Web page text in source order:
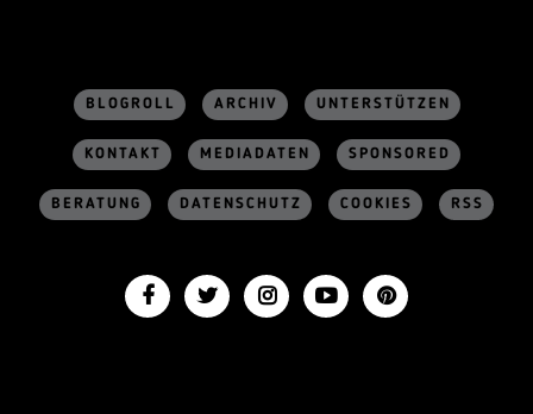
BLOGROLL ARCHIV UNTERSTÜTZEN
KONTAKT MEDIADATEN SPONSORED
BERATUNG DATENSCHUTZ COOKIES RSS